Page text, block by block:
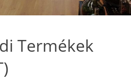
Termékek